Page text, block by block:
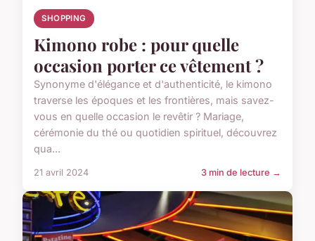
SHOPPING
Kimono robe : pour quelle
occasion porter ce vêtement ?
Synonyme d'élégance et d'authenticité, le kimono
traverse les époques et les frontières, mais savez-
vous en quelle occasion le revêtir ? Mariage,
cérémonie du thé ou quotidien spirituel, découvrez
qua...
21 avril 2024 3 min de lecture →